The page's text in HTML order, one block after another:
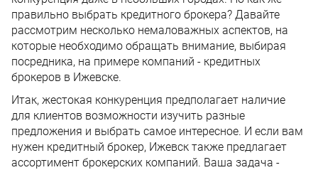
правильно выбрать кредитного брокера? Давайте
рассмотрим несколько немаловажных аспектов, на
которые необходимо обращать внимание, выбирая
посредника, на примере компаний - кредитных
брокеров в Ижевске.
Итак, жестокая конкуренция предполагает наличие
для клиентов возможности изучить разные
предложения и выбрать самое интересное. И если вам
нужен кредитный брокер, Ижевск также предлагает
ассортимент брокерских компаний. Ваша задача -